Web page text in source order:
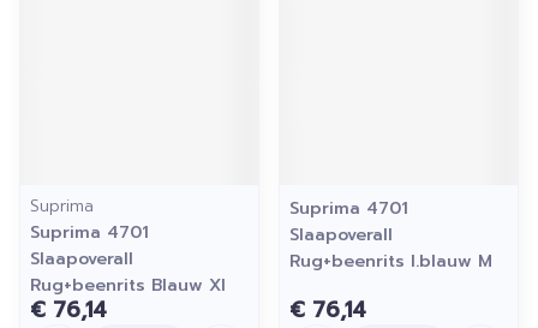
Suprima
Suprima 4701
Slaapoverall
Rug+beenrits Blauw Xl
€ 76,14
Suprima 4701
Slaapoverall
Rug+beenrits l.blauw M
€ 76,14